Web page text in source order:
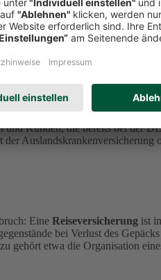
durch Krankheit, Stornierung,
ERGO
und Kunden, die bereits bei der
Eine Reiseversicherung ist
bei Verlust des
gehört etwa die Organisation